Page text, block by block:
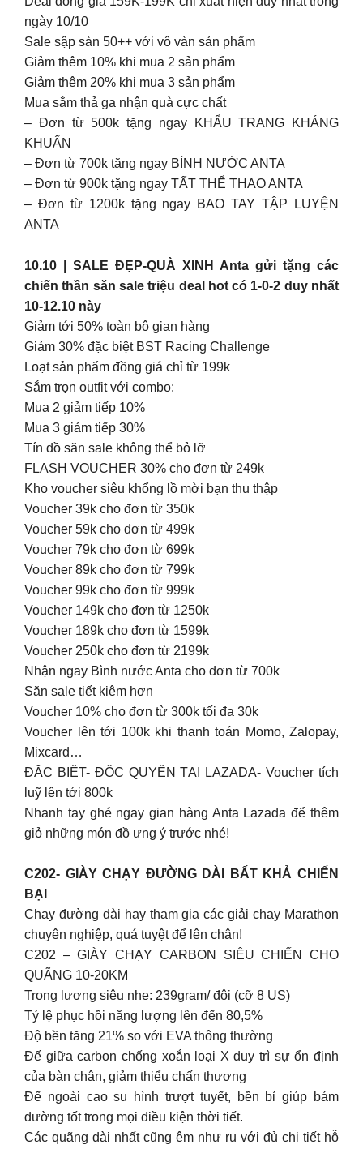
ngày 10/10
Sale sập sàn 50++ với vô vàn sản phẩm
Giảm thêm 10% khi mua 2 sản phẩm
Giảm thêm 20% khi mua 3 sản phẩm
Mua sắm thả ga nhận quà cực chất
– Đơn từ 500k tặng ngay KHẨU TRANG KHÁNG
KHUẨN
– Đơn từ 700k tặng ngay BÌNH NƯỚC ANTA
– Đơn từ 900k tặng ngay TẤT THỂ THAO ANTA
– Đơn từ 1200k tặng ngay BAO TAY TẬP LUYỆN
ANTA
10.10 | SALE ĐẸP-QUÀ XINH Anta gửi tặng các
chiến thần săn sale triệu deal hot có 1-0-2 duy nhất
10-12.10 này
Giảm tới 50% toàn bộ gian hàng
Giảm 30% đặc biệt BST Racing Challenge
Loạt sản phẩm đồng giá chỉ từ 199k
Sắm trọn outfit với combo:
Mua 2 giảm tiếp 10%
Mua 3 giảm tiếp 30%
Tín đồ săn sale không thể bỏ lỡ
FLASH VOUCHER 30% cho đơn từ 249k
Kho voucher siêu khổng lồ mời bạn thu thập
Voucher 39k cho đơn từ 350k
Voucher 59k cho đơn từ 499k
Voucher 79k cho đơn từ 699k
Voucher 89k cho đơn từ 799k
Voucher 99k cho đơn từ 999k
Voucher 149k cho đơn từ 1250k
Voucher 189k cho đơn từ 1599k
Voucher 250k cho đơn từ 2199k
Nhận ngay Bình nước Anta cho đơn từ 700k
Săn sale tiết kiệm hơn
Voucher 10% cho đơn từ 300k tối đa 30k
Voucher lên tới 100k khi thanh toán Momo, Zalopay,
Mixcard…
ĐẶC BIỆT- ĐỘC QUYỀN TẠI LAZADA- Voucher tích
luỹ lên tới 800k
Nhanh tay ghé ngay gian hàng Anta Lazada để thêm
giỏ những món đồ ưng ý trước nhé!
C202- GIÀY CHẠY ĐƯỜNG DÀI BẤT KHẢ CHIẾN
BẠI
Chạy đường dài hay tham gia các giải chạy Marathon
chuyên nghiệp, quá tuyệt để lên chân!
C202 – GIÀY CHẠY CARBON SIÊU CHIẾN CHO
QUÃNG 10-20KM
Trọng lượng siêu nhẹ: 239gram/ đôi (cỡ 8 US)
Tỷ lệ phục hồi năng lượng lên đến 80,5%
Độ bền tăng 21% so với EVA thông thường
Đế giữa carbon chống xoắn loại X duy trì sự ổn định
của bàn chân, giảm thiểu chấn thương
Đế ngoài cao su hình trượt tuyết, bền bỉ giúp bám
đường tốt trong mọi điều kiện thời tiết.
Các quãng dài nhất cũng êm như ru với đủ chi tiết hỗ